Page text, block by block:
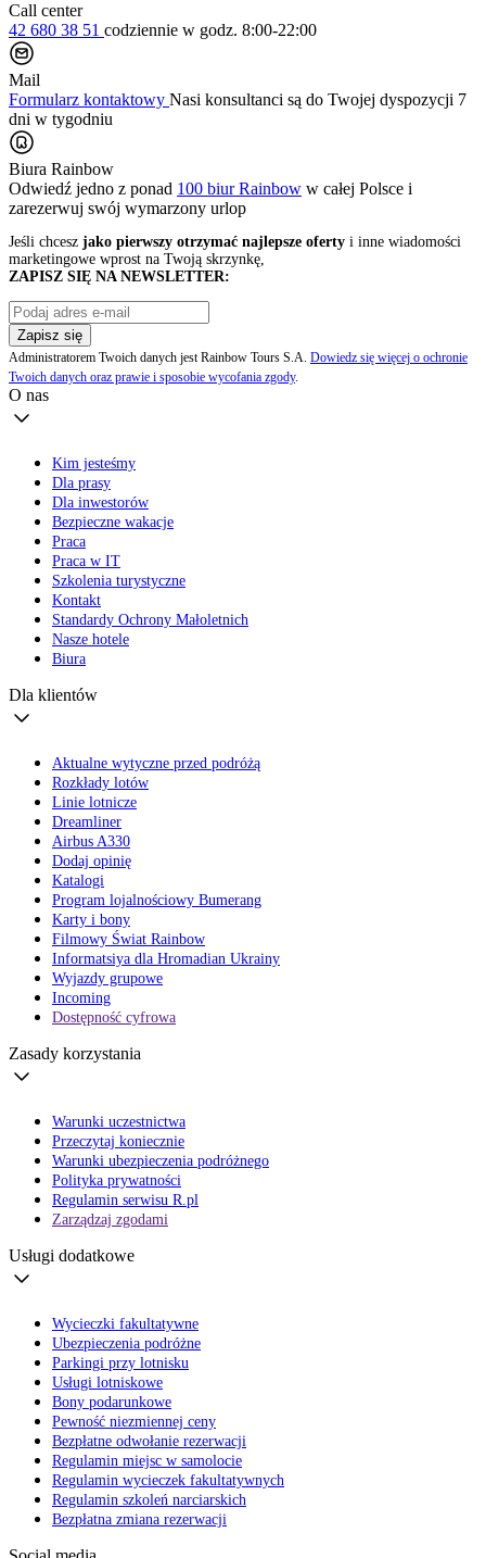
Call center
42 680 38 51 codziennie w godz. 8:00-22:00
Mail
Formularz kontaktowy Nasi konsultanci są do Twojej dyspozycji 7
dni w tygodniu
Biura Rainbow
Odwiedź jedno z ponad 100 biur Rainbow w całej Polsce i
zarezerwuj swój wymarzony urlop
Jeśli chcesz jako pierwszy otrzymać najlepsze oferty i inne wiadomości
marketingowe wprost na Twoją skrzynkę,
ZAPISZ SIĘ NA NEWSLETTER:
Zapisz się
Administratorem Twoich danych jest Rainbow Tours S.A. Dowiedz się więcej o ochronie
Twoich danych oraz prawie i sposobie wycofania zgody.
O nas
Kim jesteśmy
Dla prasy
Dla inwestorów
Bezpieczne wakacje
Praca
Praca w IT
Szkolenia turystyczne
Kontakt
Standardy Ochrony Małoletnich
Nasze hotele
Biura
Dla klientów
Aktualne wytyczne przed podróżą
Rozkłady lotów
Linie lotnicze
Dreamliner
Airbus A330
Dodaj opinię
Katalogi
Program lojalnościowy Bumerang
Karty i bony
Filmowy Świat Rainbow
Informatsiya dla Hromadian Ukrainy
Wyjazdy grupowe
Incoming
Dostępność cyfrowa
Zasady korzystania
Warunki uczestnictwa
Przeczytaj koniecznie
Warunki ubezpieczenia podróżnego
Polityka prywatności
Regulamin serwisu R.pl
Zarządzaj zgodami
Usługi dodatkowe
Wycieczki fakultatywne
Ubezpieczenia podróżne
Parkingi przy lotnisku
Usługi lotniskowe
Bony podarunkowe
Pewność niezmiennej ceny
Bezpłatne odwołanie rezerwacji
Regulamin miejsc w samolocie
Regulamin wycieczek fakultatywnych
Regulamin szkoleń narciarskich
Bezpłatna zmiana rezerwacji